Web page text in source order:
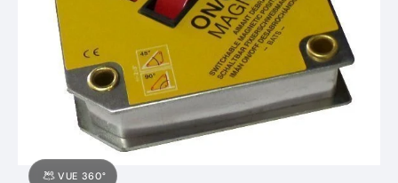
VUE 360°